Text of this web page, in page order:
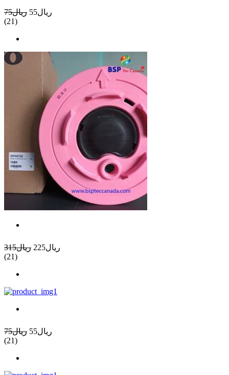
ريال55
ريال75
(21)
ريال225
ريال315
(21)
ريال55
ريال75
(21)